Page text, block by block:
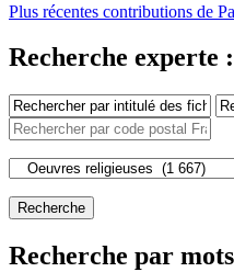
Plus récentes contributions de
Recherche experte :
Recherche par